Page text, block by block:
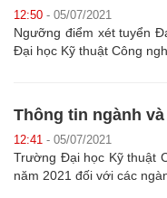
12:50 - 05/07/2021
Ngưỡng điểm xét tuyển
Đại học Kỹ thuật Công
Thông tin ngành
12:41 - 05/07/2021
Trường Đại học Kỹ thuật
năm 2021 đối với các